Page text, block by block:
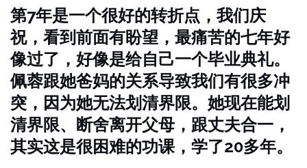
第7年是一个很好的转折点，我们庆
祝，看到前面有盼望，最痛苦的七年好
像过了，好像是给自己一个毕业典礼。
佩蓉跟她爸妈的关系导致我们有很多冲
突，因为她无法划清界限。她现在能划
清界限、断舍离开父母，跟丈夫合一，
其实这是很困难的功课，学了20多年。